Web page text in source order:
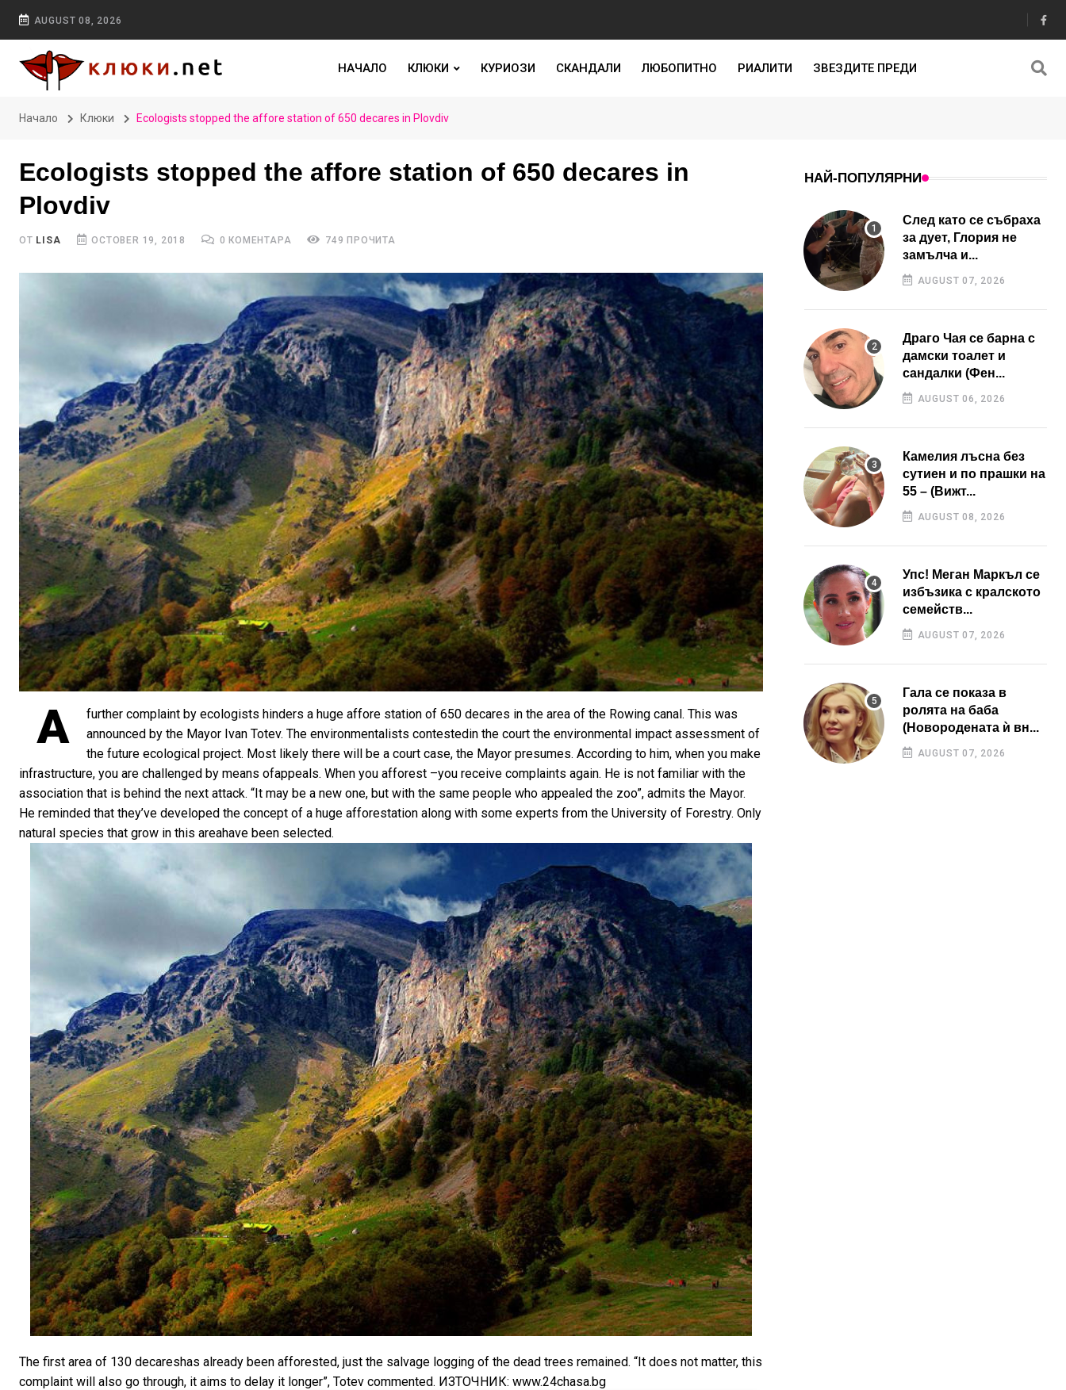
AUGUST 08, 2026
НАЧАЛО КЛЮКИ КУРИОЗИ СКАНДАЛИ ЛЮБОПИТНО РИАЛИТИ ЗВЕЗДИТЕ ПРЕДИ
Начало Клюки Ecologists stopped the affore station of 650 decares in Plovdiv
Ecologists stopped the affore station of 650 decares in
Plovdiv
ОТ LISA OCTOBER 19, 2018 0 КОМЕНТАРА 749 ПРОЧИТА
A
further complaint by ecologists hinders a huge affore station of 650 decares in the area of the Rowing canal. This was
announced by the Mayor Ivan Totev. The environmentalists contestedin the court the environmental impact assessment of
the future ecological project. Most likely there will be a court case, the Mayor presumes. According to him, when you make
infrastructure, you are challenged by means ofappeals. When you afforest –you receive complaints again. He is not familiar with the
association that is behind the next attack. “It may be a new one, but with the same people who appealed the zoo”, admits the Mayor.
He reminded that they’ve developed the concept of a huge afforestation along with some experts from the University of Forestry. Only
natural species that grow in this areahave been selected.
The first area of 130 decareshas already been afforested, just the salvage logging of the dead trees remained. “It does not matter, this
complaint will also go through, it aims to delay it longer”, Totev commented. ИЗТОЧНИК: www.24chasa.bg
НАЙ-ПОПУЛЯРНИ
След като се събраха
за дует, Глория не
замълча и...
AUGUST 07, 2026
Драго Чая се барна с
дамски тоалет и
сандалки (Фен...
AUGUST 06, 2026
Камелия лъсна без
сутиен и по прашки на
55 – (Вижт...
AUGUST 08, 2026
Упс! Меган Маркъл се
избъзика с кралското
семейств...
AUGUST 07, 2026
Гала се показа в
ролята на баба
(Новородената ѝ вн...
AUGUST 07, 2026